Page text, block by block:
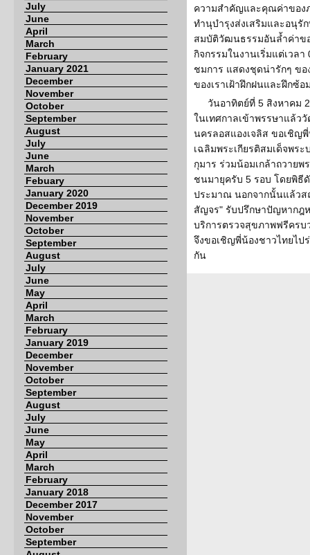
July
June
April
March
February
January 2021
December
November
October
September
August
July
June
March
Febuary
January 2020
December 2019
November
October
September
August
July
June
May
April
March
February
January 2019
December
November
October
September
August
July
June
May
April
March
February
January 2018
December 2017
November
October
September
ความสำคัญและคุณค่าของ
ทำนุบำรุงส่งเสริมและอนุรั
สมบัติวัฒนธรรมอันล้ำค่าข
กิจกรรมในงานเริ่มแต่เวล
ชมการ แสดงชุดน่ารักๆ ข
ของเราเฝ้าฝึกฝนและฝึกซ้อ
วันอาทิตย์ที่ 5 สิงหาคม
ในเทศกาลเข้าพรรษาแล้ว
นครลอสแองเจลิส ขอเชิญ
เฉลิมพระเกียรติสมเด็จพร
กุมาร ร่วมน้อมเกล้าถวายพ
ชนมายุครับ 5 รอบ โดยพิธีดั
ประมาณ นอกจากนั้นแล้วส
สัญจร" รับปรึกษาปัญหากฎ
บริการตรวจสุขภาพฟรีครบ
จึงขอเชิญพี่น้องชาวไทยไป
กัน